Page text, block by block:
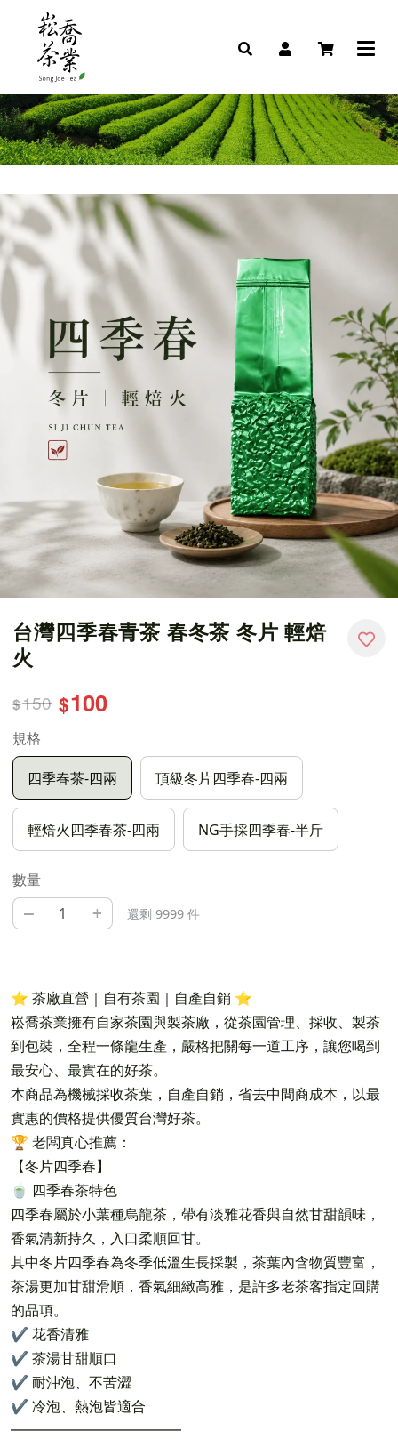
台灣四季春青茶 春冬茶 冬片 輕焙
火
$150 $100
規格
四季春茶-四兩 頂級冬片四季春-四兩
輕焙火四季春茶-四兩 NG手採四季春-半斤
數量
– + 還剩 9999 件
⭐ 茶廠直營｜自有茶園｜自產自銷 ⭐
崧喬茶業擁有自家茶園與製茶廠，從茶園管理、採收、製茶
到包裝，全程一條龍生產，嚴格把關每一道工序，讓您喝到
最安心、最實在的好茶。
本商品為機械採收茶葉，自產自銷，省去中間商成本，以最
實惠的價格提供優質台灣好茶。
🏆 老闆真心推薦：
【冬片四季春】
🍵 四季春茶特色
四季春屬於小葉種烏龍茶，帶有淡雅花香與自然甘甜韻味，
香氣清新持久，入口柔順回甘。
其中冬片四季春為冬季低溫生長採製，茶葉內含物質豐富，
茶湯更加甘甜滑順，香氣細緻高雅，是許多老茶客指定回購
的品項。
✔ 花香清雅
✔ 茶湯甘甜順口
✔ 耐沖泡、不苦澀
✔ 冷泡、熱泡皆適合
━━━━━━━━━━━━